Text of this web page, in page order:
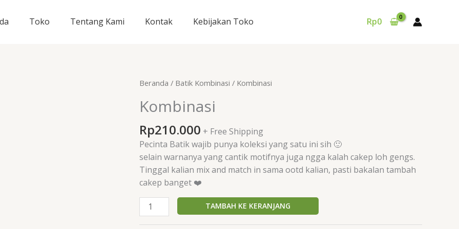
Toko Tentang Kami Kontak Kebijakan Toko Rp0
Beranda / Batik Kombinasi / Kombinasi
Kombinasi
Rp210.000 + Free Shipping
Pecinta Batik wajib punya koleksi yang satu ini sih 🙂
selain warnanya yang cantik motifnya juga ngga kalah cakep loh gengs.
Tinggal kalian mix and match in sama ootd kalian, pasti bakalan tambah
cakep banget ❤️
Kuantitas
TAMBAH KE KERANJANG